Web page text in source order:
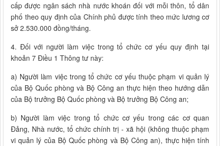
cấp được ngân sách nhà nước khoán đối với mỗi thôn, tổ dân
phố theo quy định của Chính phủ được tính theo mức lương cơ
sở 2.530.000 đồng/tháng.
4. Đối với người làm việc trong tổ chức cơ yếu quy định tại
khoản 7 Điều 1 Thông tư này:
a) Người làm việc trong tổ chức cơ yếu thuộc phạm vi quản lý
của Bộ Quốc phòng và Bộ Công an thực hiện theo hướng dẫn
của Bộ trưởng Bộ Quốc phòng và Bộ trưởng Bộ Công an;
b) Người làm việc trong tổ chức cơ yếu trong các cơ quan
Đảng, Nhà nước, tổ chức chính trị - xã hội (không thuộc phạm
vi quản lý của Bộ Quốc phòng và Bộ Công an), thực hiện tính